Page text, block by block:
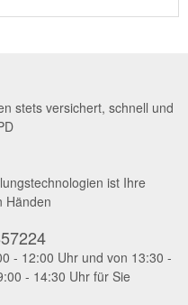
stets versichert, schnell und
ist Ihre
Händen
- 12:00 Uhr und von 13:30 -
- 14:30 Uhr für Sie